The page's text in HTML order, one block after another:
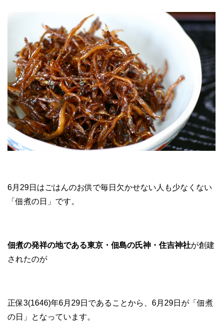
6月29日はごはんのお供で毎日欠かせない人も少なくない
「佃煮の日」です。
佃煮の発祥の地である東京・佃島の氏神・住吉神社が創建
されたのが
正保3(1646)年6月29日であることから、6月29日が「佃煮
の日」となっています。